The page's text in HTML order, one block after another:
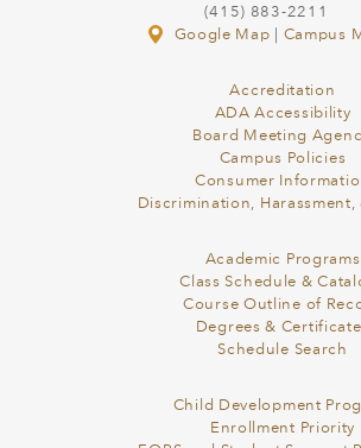
(415) 883-2211
Google Map
Campus
Accreditation
ADA Accessibility
Board Meeting
Campus Policies
Consumer
Discrimination, Harassment,
Academic Programs
Class Schedule &
Course Outline of
Degrees &
Schedule Search
Child Development
Enrollment Priority